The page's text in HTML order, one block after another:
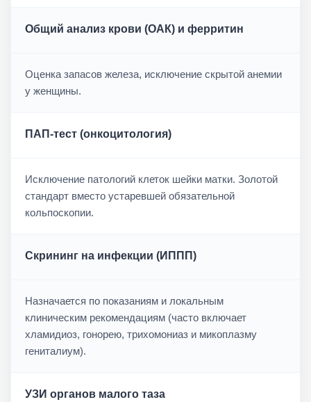
Общий анализ крови (ОАК) и ферритин
Оценка запасов железа, исключение скрытой анемии
у женщины.
ПАП-тест (онкоцитология)
Исключение патологий клеток шейки матки. Золотой
стандарт вместо устаревшей обязательной
кольпоскопии.
Скрининг на инфекции (ИППП)
Назначается по показаниям и локальным
клиническим рекомендациям (часто включает
хламидиоз, гонорею, трихомониаз и микоплазму
гениталиум).
УЗИ органов малого таза